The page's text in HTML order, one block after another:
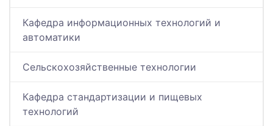
Кафедра информационных технологий и
автоматики
Сельскохозяйственные технологии
Кафедра стандартизации и пищевых
технологий